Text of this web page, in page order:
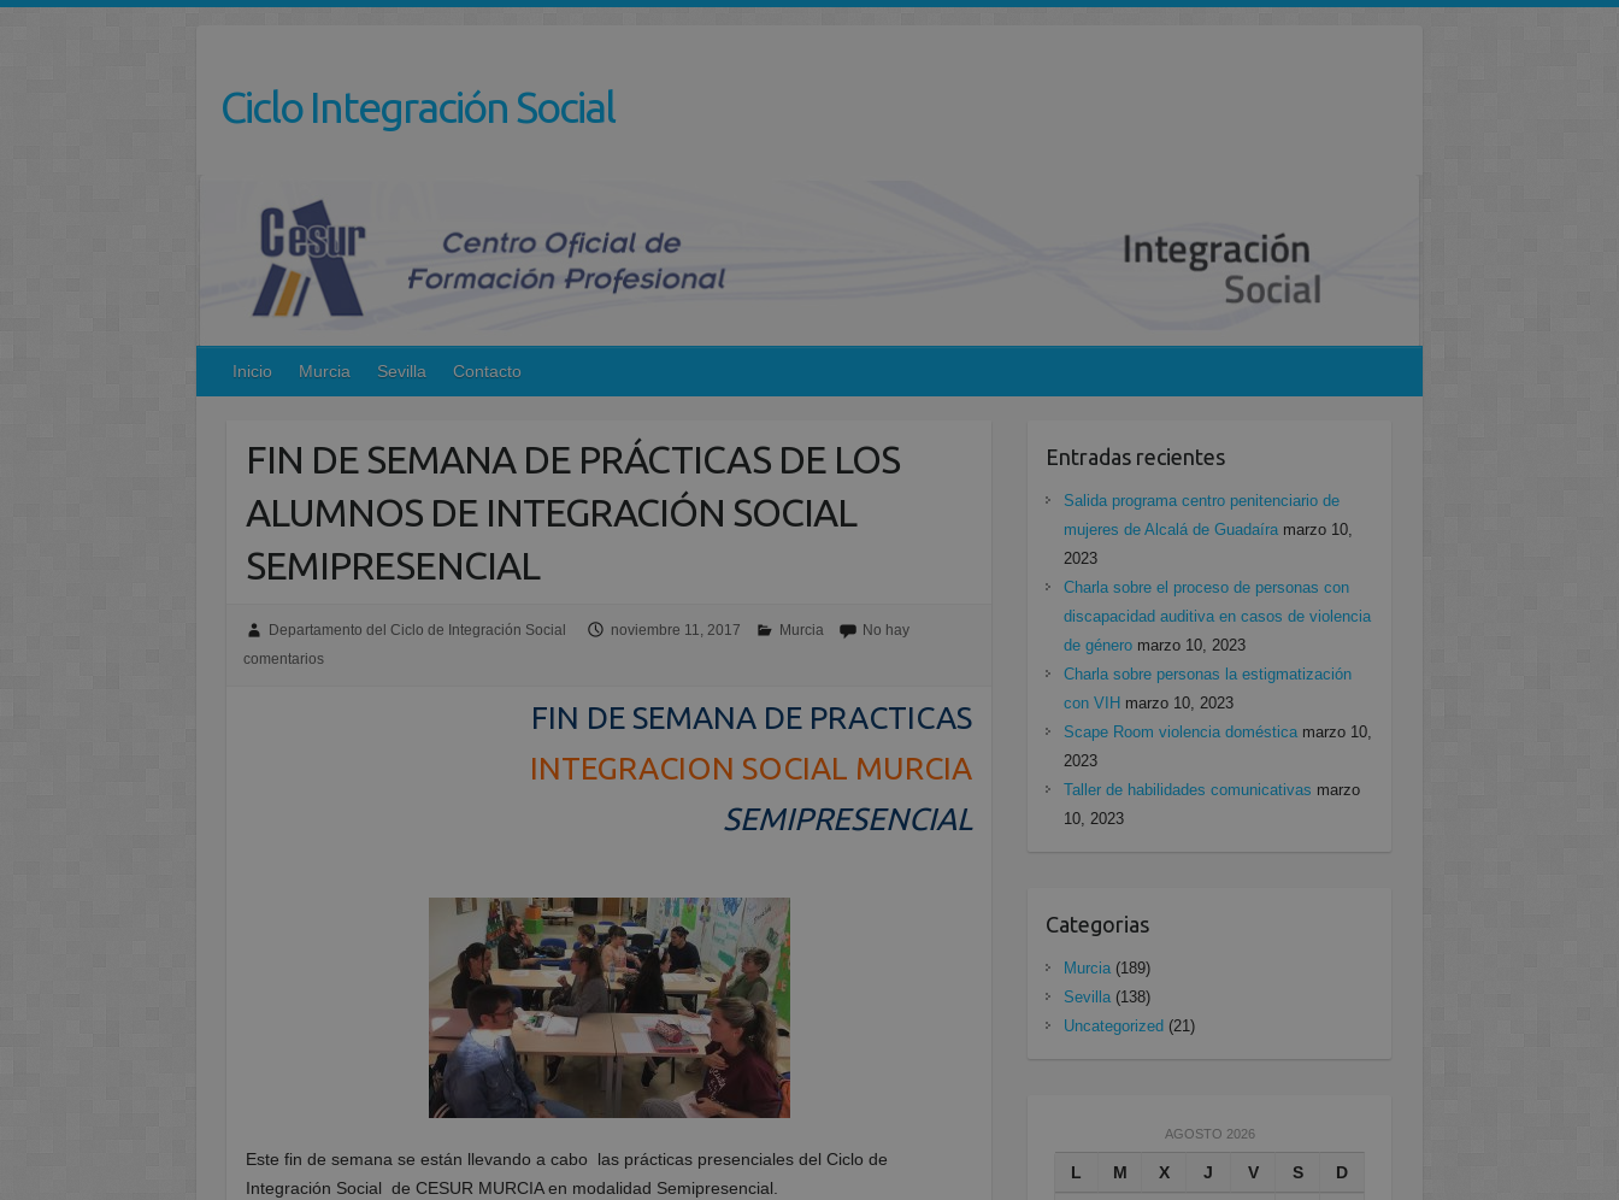
Ciclo Integración Social
Inicio Murcia Sevilla Contacto
FIN DE SEMANA DE PRÁCTICAS DE LOS
ALUMNOS DE INTEGRACIÓN SOCIAL
SEMIPRESENCIAL
Departamento del Ciclo de Integración Social noviembre 11, 2017 Murcia
No hay
comentarios
FIN DE SEMANA DE PRACTICAS
INTEGRACION SOCIAL MURCIA
SEMIPRESENCIAL
Este fin de semana se están llevando a cabo las prácticas presenciales del Ciclo de
Integración Social de CESUR MURCIA en modalidad Semipresencial.
Entradas recientes
Salida programa centro penitenciario de
mujeres de Alcalá de Guadaíra marzo 10,
2023
Charla sobre el proceso de personas con
discapacidad auditiva en casos de violencia
de género marzo 10, 2023
Charla sobre personas la estigmatización
con VIH marzo 10, 2023
Scape Room violencia doméstica marzo 10,
2023
Taller de habilidades comunicativas marzo
10, 2023
Categorias
Murcia(189)
Sevilla(138)
Uncategorized (21)
AGOSTO 2026
L M X J V S D